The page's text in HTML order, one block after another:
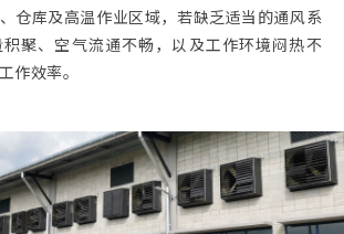
仓库及高温作业区域，若缺乏适当的通风系
聚、空气流通不畅，以及工作环境闷热不
作效率。